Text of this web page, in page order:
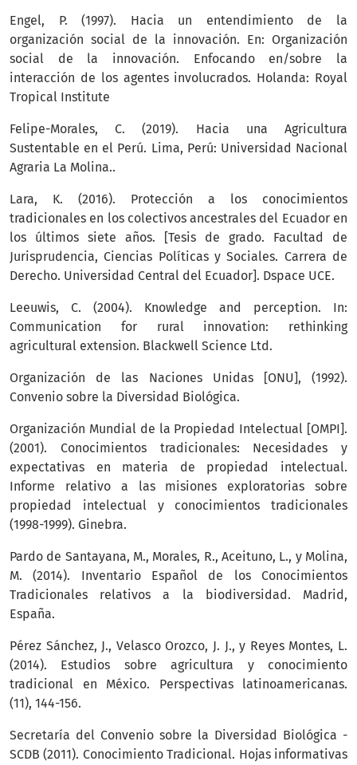
Engel, P. (1997). Hacia un entendimiento de la
organización social de la innovación. En: Organización
social de la innovación. Enfocando en/sobre la
interacción de los agentes involucrados. Holanda: Royal
Tropical Institute
Felipe-Morales, C. (2019). Hacia una Agricultura
Sustentable en el Perú. Lima, Perú: Universidad Nacional
Agraria La Molina..
Lara, K. (2016). Protección a los conocimientos
tradicionales en los colectivos ancestrales del Ecuador en
los últimos siete años. [Tesis de grado. Facultad de
Jurisprudencia, Ciencias Políticas y Sociales. Carrera de
Derecho. Universidad Central del Ecuador]. Dspace UCE.
Leeuwis, C. (2004). Knowledge and perception. In:
Communication for rural innovation: rethinking
agricultural extension. Blackwell Science Ltd.
Organización de las Naciones Unidas [ONU], (1992).
Convenio sobre la Diversidad Biológica.
Organización Mundial de la Propiedad Intelectual [OMPI].
(2001). Conocimientos tradicionales: Necesidades y
expectativas en materia de propiedad intelectual.
Informe relativo a las misiones exploratorias sobre
propiedad intelectual y conocimientos tradicionales
(1998-1999). Ginebra.
Pardo de Santayana, M., Morales, R., Aceituno, L., y Molina,
M. (2014). Inventario Español de los Conocimientos
Tradicionales relativos a la biodiversidad. Madrid,
España.
Pérez Sánchez, J., Velasco Orozco, J. J., y Reyes Montes, L.
(2014). Estudios sobre agricultura y conocimiento
tradicional en México. Perspectivas latinoamericanas.
(11), 144-156.
Secretaría del Convenio sobre la Diversidad Biológica -
SCDB (2011). Conocimiento Tradicional. Hojas informativas